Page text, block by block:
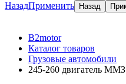
НазадПрименить
B2motor
Каталог товаров
Грузовые автомобили
245-260 двигатель ММЗ